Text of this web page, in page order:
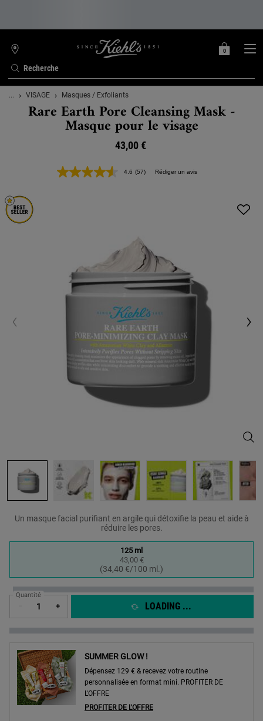
Recherche
TROUVER
UNE
BOUTIQUE
MON
0
0 PRODUIT
Contenu principal
... VISAGE Masques / Exfoliants
Rare Earth Pore Cleansing Mask -
Masque pour le visage
43,00 €
4.6 Lire
page.
(57) Rédiger un avis
Un masque facial purifiant en argile qui détoxifie la peau et aide à
réduire les pores.
Selected
125 ml
43,00 €
(34,40 €/100 ml.)
, 1 of 1
Quantité
+ LOADING ...
SUMMER GLOW !
Dépensez 129 € & recevez votre routine
personnalisée en format mini. PROFITER DE
L'OFFRE
PROFITER DE L'OFFRE